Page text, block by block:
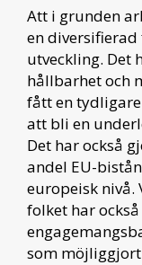
Att i grunden
en
utveckling. Det
hållbarhet och
fått en
att bli en
Det har också
andel EU-
europeisk nivå.
folket har
som